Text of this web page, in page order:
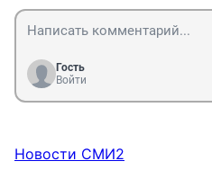
Гость
Войти
Новости СМИ2